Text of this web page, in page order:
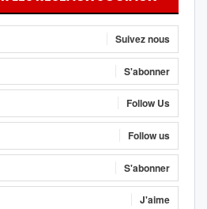
Suivez nous
S'abonner
Follow Us
Follow us
S'abonner
J'aime